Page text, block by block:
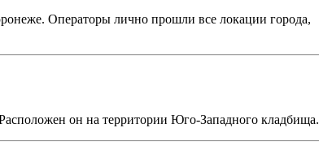
Операторы лично прошли все локации города,
он на территории Юго-Западного кладбища.